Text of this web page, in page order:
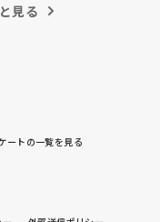
見る
ートの一覧を見る